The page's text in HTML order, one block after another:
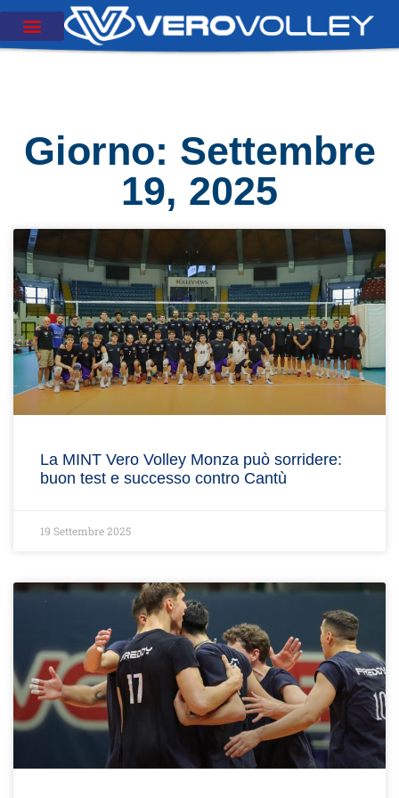
Giorno: Settembre
19, 2025
La MINT Vero Volley Monza può sorridere:
buon test e successo contro Cantù
19 Settembre 2025